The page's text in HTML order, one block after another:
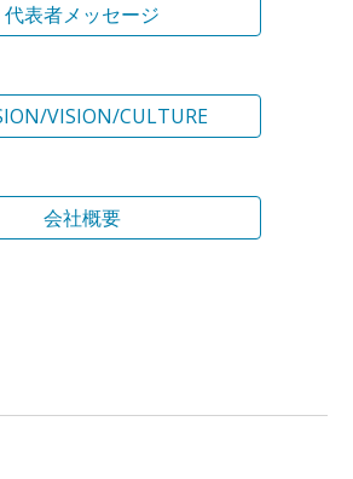
代表者メッセージ
VISION/CULTURE
会社概要